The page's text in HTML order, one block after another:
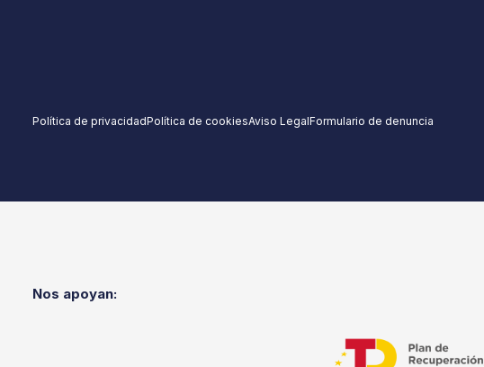
Política de privacidadPolítica de cookiesAviso LegalFormulario de denuncia
Nos apoyan: